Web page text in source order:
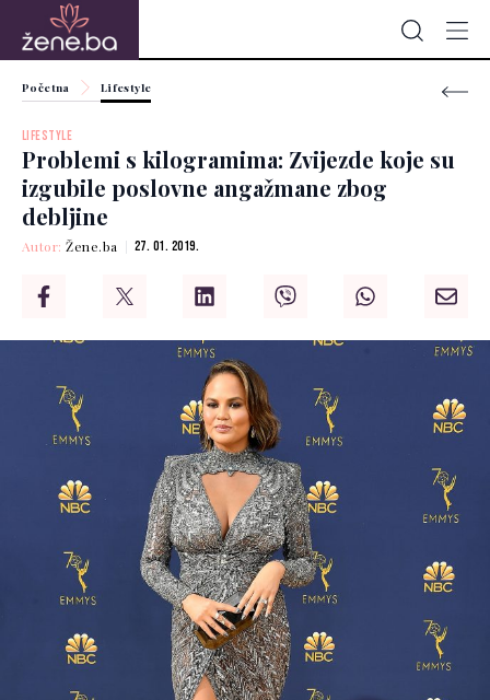
Početna Lifestyle
LIFESTYLE
Problemi s kilogramima: Zvijezde koje su
izgubile poslovne angažmane zbog
debljine
Autor:Žene.ba 27. 01. 2019.